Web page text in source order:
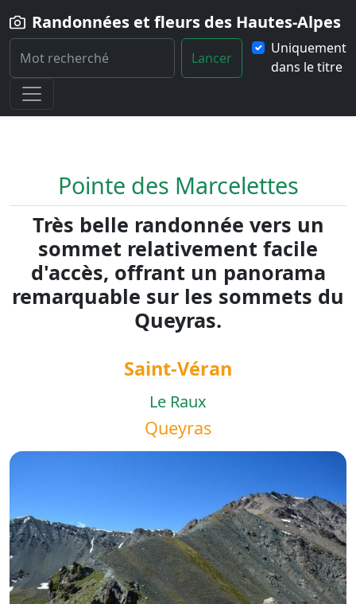
Randonnées et fleurs des Hautes-Alpes
Lancer
Uniquement
dans le titre
Home
Randonnée Pointe-des-Marcelettes
Pointe des Marcelettes
Très belle randonnée vers un
sommet relativement facile
d'accès, offrant un panorama
remarquable sur les sommets du
Queyras.
Saint-Véran
Le Raux
Queyras